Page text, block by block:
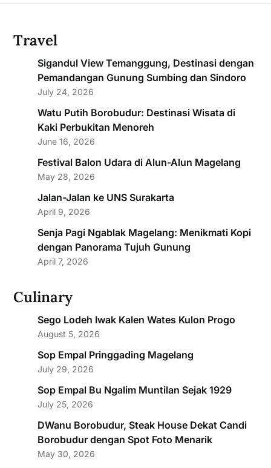
Travel
Sigandul View Temanggung, Destinasi dengan
Pemandangan Gunung Sumbing dan Sindoro
July 24, 2026
Watu Putih Borobudur: Destinasi Wisata di
Kaki Perbukitan Menoreh
June 16, 2026
Festival Balon Udara di Alun-Alun Magelang
May 28, 2026
Jalan-Jalan ke UNS Surakarta
April 9, 2026
Senja Pagi Ngablak Magelang: Menikmati Kopi
dengan Panorama Tujuh Gunung
April 7, 2026
Culinary
Sego Lodeh Iwak Kalen Wates Kulon Progo
August 5, 2026
Sop Empal Pringgading Magelang
July 29, 2026
Sop Empal Bu Ngalim Muntilan Sejak 1929
July 25, 2026
DWanu Borobudur, Steak House Dekat Candi
Borobudur dengan Spot Foto Menarik
May 30, 2026